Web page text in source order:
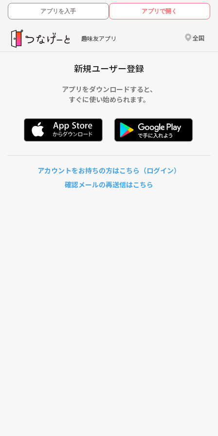
アプリを入手 アプリで開く
趣味友アプリ 全国
新規ユーザー登録
アプリをダウンロードすると、
すぐに使い始められます。
アカウントをお持ちの方はこちら（ログイン）
確認メールの再送信はこちら